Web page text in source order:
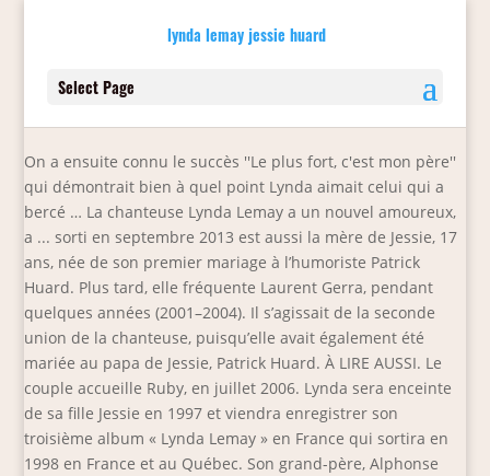
lynda lemay jessie huard
Select Page
On a ensuite connu le succès ''Le plus fort, c'est mon père''
qui démontrait bien à quel point Lynda aimait celui qui a
bercé … La chanteuse Lynda Lemay a un nouvel amoureux,
a ... sorti en septembre 2013 est aussi la mère de Jessie, 17
ans, née de son premier mariage à l’humoriste Patrick
Huard. Plus tard, elle fréquente Laurent Gerra, pendant
quelques années (2001–2004). Il s’agissait de la seconde
union de la chanteuse, puisqu’elle avait également été
mariée au papa de Jessie, Patrick Huard. À LIRE AUSSI. Le
couple accueille Ruby, en juillet 2006. Lynda sera enceinte
de sa fille Jessie en 1997 et viendra enregistrer son
troisième album « Lynda Lemay » en France qui sortira en
1998 en France et au Québec. Son grand-père, Alphonse